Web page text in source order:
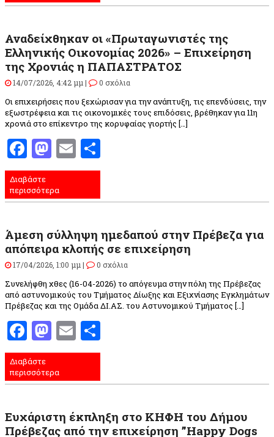
Αναδείχθηκαν οι «Πρωταγωνιστές της
Ελληνικής Οικονομίας 2026» – Επιχείρηση
της Χρονιάς η ΠΑΠΑΣΤΡΑΤΟΣ
14/07/2026, 4:42 μμ | 0 σχόλια
Οι επιχειρήσεις που ξεχώρισαν για την ανάπτυξη, τις επενδύσεις, την
εξωστρέφεια και τις οικονομικές τους επιδόσεις, βρέθηκαν για 11η
χρονιά στο επίκεντρο της κορυφαίας γιορτής […]
Facebook
Mastodon
Email
Διαβάστε
περισσότερα
Άμεση σύλληψη ημεδαπού στην Πρέβεζα για
απόπειρα κλοπής σε επιχείρηση
17/04/2026, 1:00 μμ | 0 σχόλια
Συνελήφθη χθες (16-04-2026) το απόγευμα στην πόλη της Πρέβεζας
από αστυνομικούς του Τμήματος Δίωξης και Εξιχνίασης Εγκλημάτων
Πρέβεζας και της Ομάδα ΔΙ.ΑΣ. του Αστυνομικού Τμήματος […]
Facebook
Mastodon
Email
Διαβάστε
περισσότερα
Ευχάριστη έκπληξη στο ΚΗΦΗ του Δήμου
Πρέβεζας από την επιχείρηση ”Happy Dogs